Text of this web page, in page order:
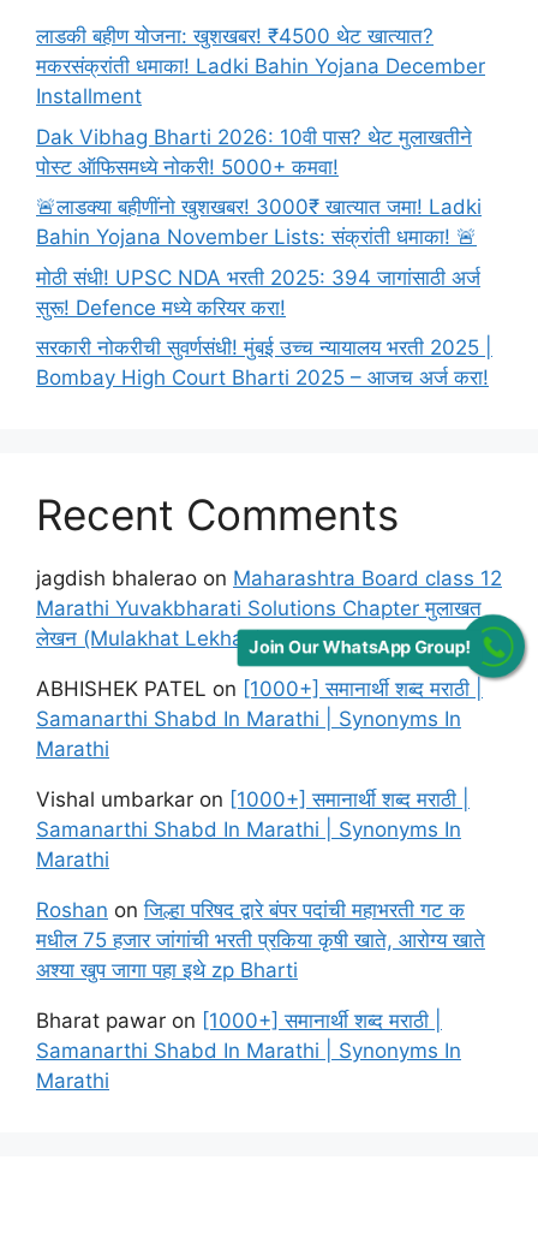
लाडकी बहीण योजना: खुशखबर! ₹4500 थेट खात्यात?
मकरसंक्रांती धमाका! Ladki Bahin Yojana December
Installment
Dak Vibhag Bharti 2026: 10वी पास? थेट मुलाखतीने
पोस्ट ऑफिसमध्ये नोकरी! 5000+ कमवा!
🚨लाडक्या बहीणींनो खुशखबर! 3000₹ खात्यात जमा! Ladki
Bahin Yojana November Lists: संक्रांती धमाका! 🚨
मोठी संधी! UPSC NDA भरती 2025: 394 जागांसाठी अर्ज
सुरू! Defence मध्ये करियर करा!
सरकारी नोकरीची सुवर्णसंधी! मुंबई उच्च न्यायालय भरती 2025 |
Bombay High Court Bharti 2025 – आजच अर्ज करा!
Recent Comments
jagdish bhalerao on Maharashtra Board class 12
Marathi Yuvakbharati Solutions Chapter मुलाखत
लेखन (Mulakhat Lekhan)
ABHISHEK PATEL on [1000+] समानार्थी शब्द मराठी |
Samanarthi Shabd In Marathi | Synonyms In
Marathi
Vishal umbarkar on [1000+] समानार्थी शब्द मराठी |
Samanarthi Shabd In Marathi | Synonyms In
Marathi
Roshan onजिल्हा परिषद द्वारे बंपर पदांची महाभरती गट क
मधील 75 हजार जांगांची भरती प्रकिया कृषी खाते, आरोग्य खाते
अश्या खुप जागा पहा इथे zp Bharti
Bharat pawar on [1000+] समानार्थी शब्द मराठी |
Samanarthi Shabd In Marathi | Synonyms In
Marathi
Join Our WhatsApp Group!